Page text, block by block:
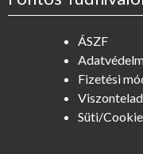
ÁSZF
Fizetési
Süti/